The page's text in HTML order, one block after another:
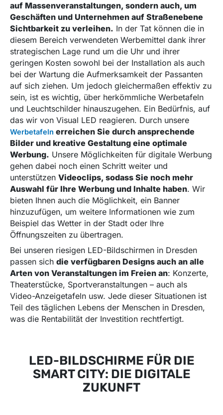
auf Massenveranstaltungen, sondern auch, um
Geschäften und Unternehmen auf Straßenebene
Sichtbarkeit zu verleihen. In der Tat können die in
diesem Bereich verwendeten Werbemittel dank ihrer
strategischen Lage rund um die Uhr und ihrer
geringen Kosten sowohl bei der Installation als auch
bei der Wartung die Aufmerksamkeit der Passanten
auf sich ziehen. Um jedoch gleichermaßen effektiv zu
sein, ist es wichtig, über herkömmliche Werbetafeln
und Leuchtschilder hinauszugehen. Ein Bedürfnis, auf
das wir von Visual LED reagieren. Durch unsere
Werbetafeln erreichen Sie durch ansprechende
Bilder und kreative Gestaltung eine optimale
Werbung. Unsere Möglichkeiten für digitale Werbung
gehen dabei noch einen Schritt weiter und
unterstützenVideoclips, sodass Sie noch mehr
Auswahl für Ihre Werbung und Inhalte haben. Wir
bieten Ihnen auch die Möglichkeit, ein Banner
hinzuzufügen, um weitere Informationen wie zum
Beispiel das Wetter in der Stadt oder Ihre
Öffnungszeiten zu übertragen.
Bei unseren riesigen LED-Bildschirmen in Dresden
passen sichdie verfügbaren Designs auch an alle
Arten von Veranstaltungen im Freien an: Konzerte,
Theaterstücke, Sportveranstaltungen – auch als
Video-Anzeigetafeln usw. Jede dieser Situationen ist
Teil des täglichen Lebens der Menschen in Dresden,
was die Rentabilität der Investition rechtfertigt.
LED-BILDSCHIRME FÜR DIE
SMART CITY: DIE DIGITALE
ZUKUNFT